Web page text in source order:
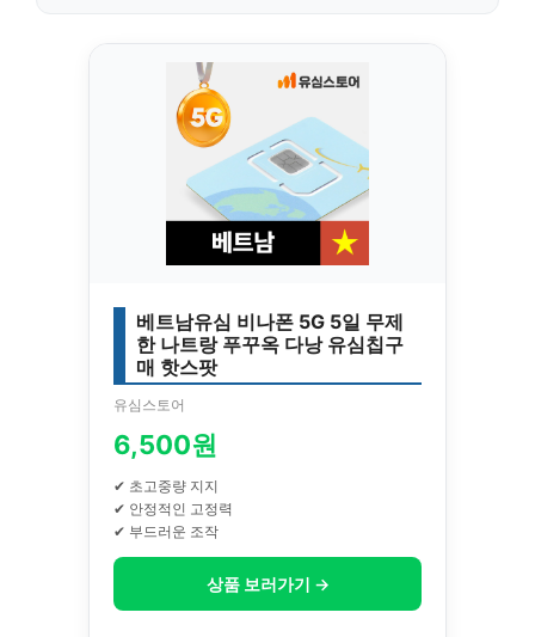
베트남유심 비나폰 5G 5일 무제
한 나트랑 푸꾸옥 다낭 유심칩구
매 핫스팟
유심스토어
6,500원
✔ 초고중량 지지
✔ 안정적인 고정력
✔ 부드러운 조작
상품 보러가기 →